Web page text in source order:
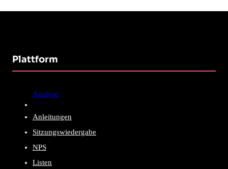
Plattform
Analyse
Anleitungen
Sitzungswiedergabe
NPS
Listen